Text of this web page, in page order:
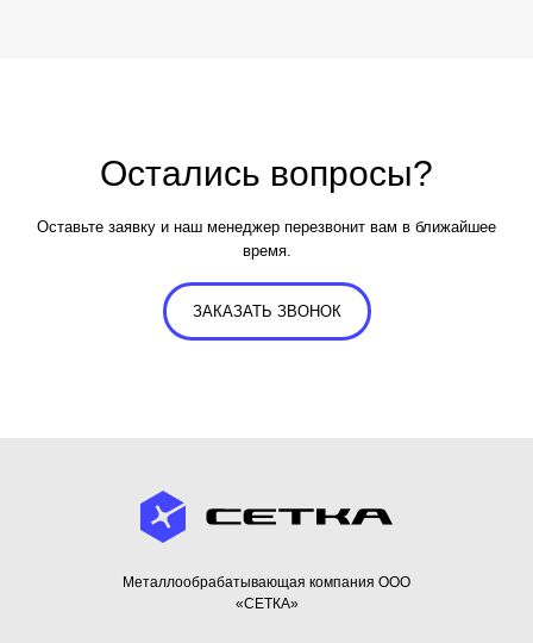
Остались вопросы?
Оставьте заявку и наш менеджер перезвонит вам в ближайшее
время.
ЗАКАЗАТЬ ЗВОНОК
Металлообрабатывающая компания ООО
«СЕТКА»